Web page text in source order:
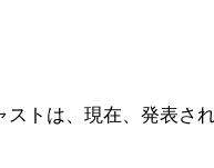
ストは、現在、発表さ